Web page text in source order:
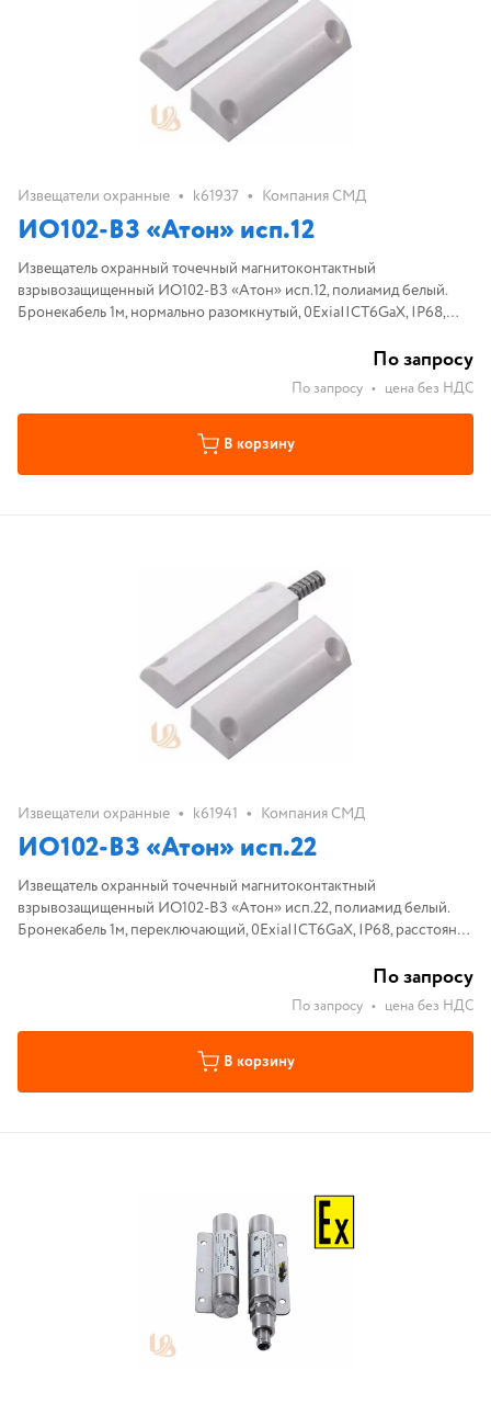
Извещатели охранные • k61937 • Компания СМД
ИО102-ВЗ «Атон» исп.12
Извещатель охранный точечный магнитоконтактный
взрывозащищенный ИО102-ВЗ «Атон» исп.12, полиамид белый.
Бронекабель 1м, нормально разомкнутый, 0ExiaIICT6GaX, IP68,
По запросу
По запросу • цена без НДС
В корзину
Извещатели охранные • k61941 • Компания СМД
ИО102-ВЗ «Атон» исп.22
Извещатель охранный точечный магнитоконтактный
взрывозащищенный ИО102-ВЗ «Атон» исп.22, полиамид белый.
Бронекабель 1м, переключающий, 0ExiaIICT6GaX, IP68, расстояние
По запросу
По запросу • цена без НДС
В корзину